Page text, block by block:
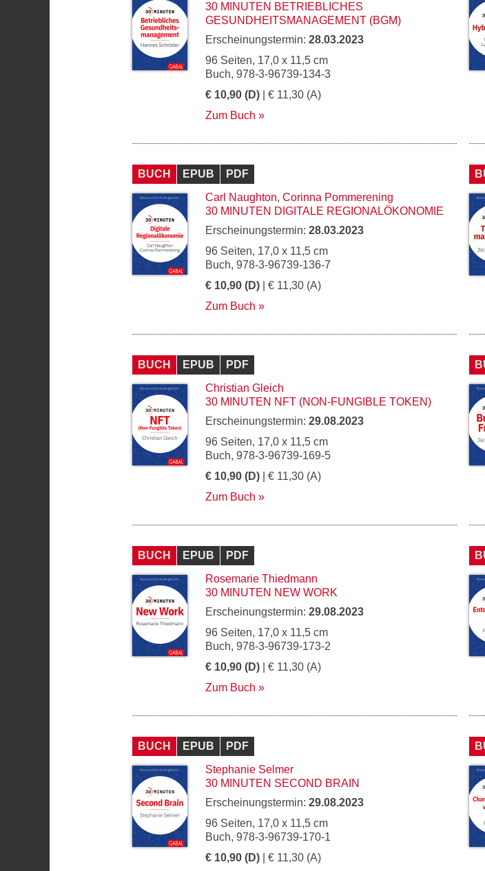
30 MINUTEN BETRIEBLICHES
GESUNDHEITSMANAGEMENT (BGM)
Erscheinungstermin: 28.03.2023
96 Seiten, 17,0 x 11,5 cm
Buch, 978-3-96739-134-3
€ 10,90 (D) | € 11,30 (A)
Zum Buch
BUCH EPUB
PDF
Carl Naughton, Corinna Pommerening
30 MINUTEN DIGITALE REGIONALÖKONOMIE
Erscheinungstermin: 28.03.2023
96 Seiten, 17,0 x 11,5 cm
Buch, 978-3-96739-136-7
€ 10,90 (D) | € 11,30 (A)
Zum Buch
BUCH EPUB
PDF
Christian Gleich
30 MINUTEN NFT (NON-FUNGIBLE TOKEN)
Erscheinungstermin: 29.08.2023
96 Seiten, 17,0 x 11,5 cm
Buch, 978-3-96739-169-5
€ 10,90 (D) | € 11,30 (A)
Zum Buch
BUCH EPUB
PDF
Rosemarie Thiedmann
30 MINUTEN NEW WORK
Erscheinungstermin: 29.08.2023
96 Seiten, 17,0 x 11,5 cm
Buch, 978-3-96739-173-2
€ 10,90 (D) | € 11,30 (A)
Zum Buch
BUCH EPUB
PDF
Stephanie Selmer
30 MINUTEN SECOND BRAIN
Erscheinungstermin: 29.08.2023
96 Seiten, 17,0 x 11,5 cm
Buch, 978-3-96739-170-1
€ 10,90 (D) | € 11,30 (A)